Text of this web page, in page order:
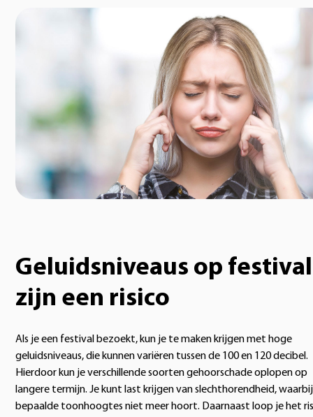
Geluidsniveaus op
zijn een risico
Als je een festival bezoekt, kun je te maken krijgen met hoge
geluidsniveaus, die kunnen variëren tussen de 100 en 120 decibel.
Hierdoor kun je verschillende soorten gehoorschade oplopen op
langere termijn. Je kunt last krijgen van slechthorendheid,
bepaalde toonhoogtes niet meer hoort. Daarnaast loop je het